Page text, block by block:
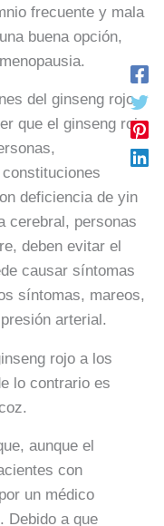
frecuente y mala
buena opción,
del ginseng rojo
que el ginseng rojo
deficiencia de yin
cerebral, personas
deben evitar el
causar síntomas
síntomas, mareos,
arterial.
rojo a los
lo contrario es
aunque el
con
un médico
Debido a que